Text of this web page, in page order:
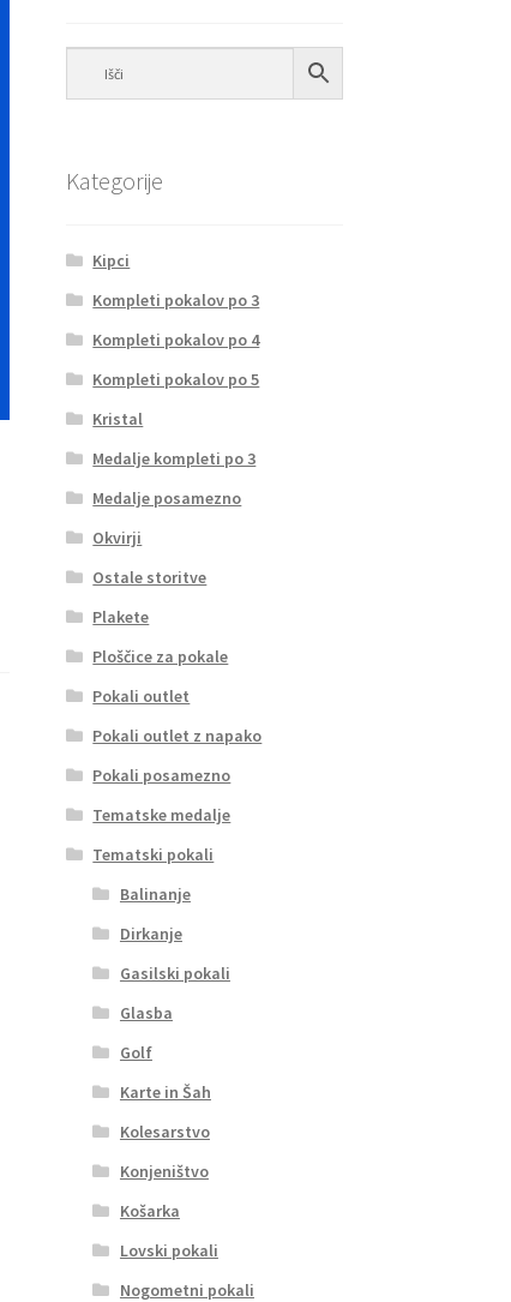
Kategorije
Kipci
Kompleti pokalov po 3
Kompleti pokalov po 4
Kompleti pokalov po 5
Kristal
Medalje kompleti po 3
Medalje posamezno
Okvirji
Ostale storitve
Plakete
Ploščice za pokale
Pokali outlet
Pokali outlet z napako
Pokali posamezno
Tematske medalje
Tematski pokali
Balinanje
Dirkanje
Gasilski pokali
Glasba
Golf
Karte in Šah
Kolesarstvo
Konjeništvo
Košarka
Lovski pokali
Nogometni pokali